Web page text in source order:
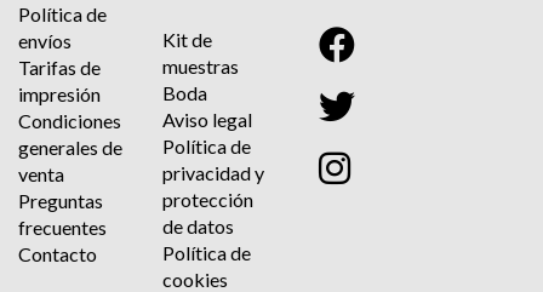
Política de
envíos
Tarifas de
impresión
Condiciones
generales de
venta
Preguntas
frecuentes
Contacto
Kit de
muestras
Boda
Aviso legal
Política de
privacidad y
protección
de datos
Política de
cookies